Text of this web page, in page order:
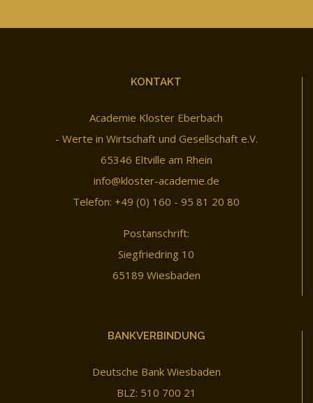
KONTAKT
Academie Kloster Eberbach
- Werte in Wirtschaft und Gesellschaft e.V.
65346 Eltville am Rhein
info@kloster-academie.de
Telefon: +49 (0) 160 - 95 81 20 80
Postanschrift:
Siegfriedring 10
65189 Wiesbaden
BANKVERBINDUNG
Deutsche Bank Wiesbaden
BLZ: 510 700 21